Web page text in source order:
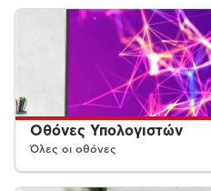
Οθόνες Υπολογιστών
Όλες οι οθόνες